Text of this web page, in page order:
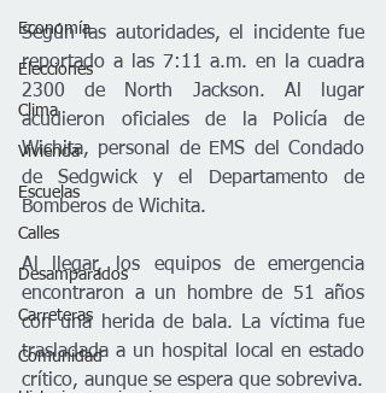
Economía
Elecciones
Clima
Vivienda
Escuelas
Calles
Desamparados
Carreteras
Comunidad
Según las autoridades, el incidente fue
reportado a las 7:11 a.m. en la cuadra
2300 de North Jackson. Al lugar
acudieron oficiales de la Policía de
Wichita, personal de EMS del Condado
de Sedgwick y el Departamento de
Bomberos de Wichita.
Al llegar, los equipos de emergencia
encontraron a un hombre de 51 años
con una herida de bala. La víctima fue
trasladada a un hospital local en estado
crítico, aunque se espera que sobreviva.